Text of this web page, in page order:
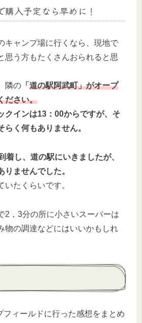
購入予定なら早めに！
キャンプ場に行くなら、現地で
思う方もたくさんおられると思
隣の 「 道の駅阿武町」がオープ
ださい。
クインは13：00からですが、そ
らく何もありません。
着し、道の駅にいきましたが、
りませんでした。
いたくらいです。
2，3分の所に小さいスーパーは
物の調達などにはいいかもしれ
フィールドに行った感想をまとめ